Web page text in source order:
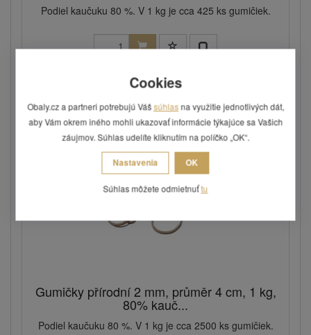
Podiel kaučuku 80 %. V 1 kg je cca 425 ks gumičiek.
8,20 €
Skladom: áno
Kód: G36/80
Gumičky přírodní 2 mm, průměr 4 cm, 1 kg,
80% kauč...
Podiel kaučuku 80 %. V 1 kg je cca 2500 ks gumičiek.
Cookies
Obaly.cz a partneri potrebujú Vášsúhlas na využitie jednotlivých dát,
aby Vám okrem iného mohli ukazovať informácie týkajúce sa Vašich
záujmov. Súhlas udelíte kliknutím na políčko „OK“.
Nastavenia OK
Súhlas môžete odmietnuťtu